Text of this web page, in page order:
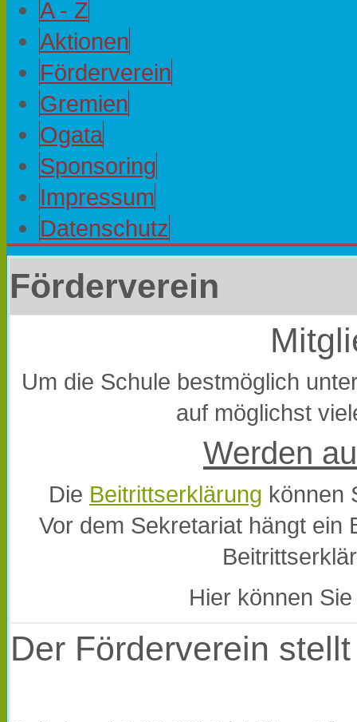
A - Z
Aktionen
Förderverein
Gremien
Ogata
Sponsoring
Impressum
Datenschutz
Förderverein
Um die Schule bestmöglich
auf möglichst
Werden
Die Beitrittserklärung können
Vor dem Sekretariat hängt ein
Hier können
Der Förderverein